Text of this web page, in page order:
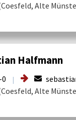
Alte
Halfmann
|
Alte